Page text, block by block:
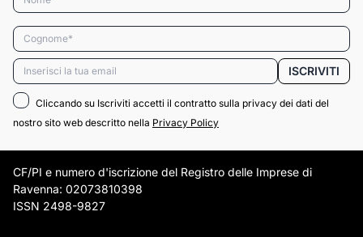
Cognome*
Email* ISCRIVITI
Cliccando su Iscriviti accetti il contratto sulla privacy dei dati del
nostro sito web descritto nella Privacy Policy
CF/PI e numero d'iscrizione del Registro delle Imprese di
Ravenna: 02073810398
ISSN 2498-9827